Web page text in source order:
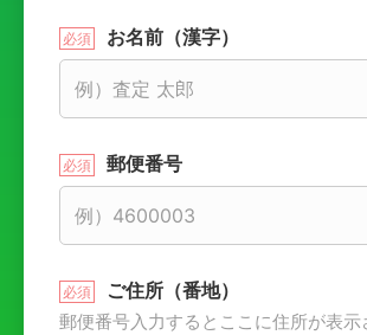
お名前（漢字）
郵便番号
ご住所（番地）
郵便番号入力するとここに住所が表示